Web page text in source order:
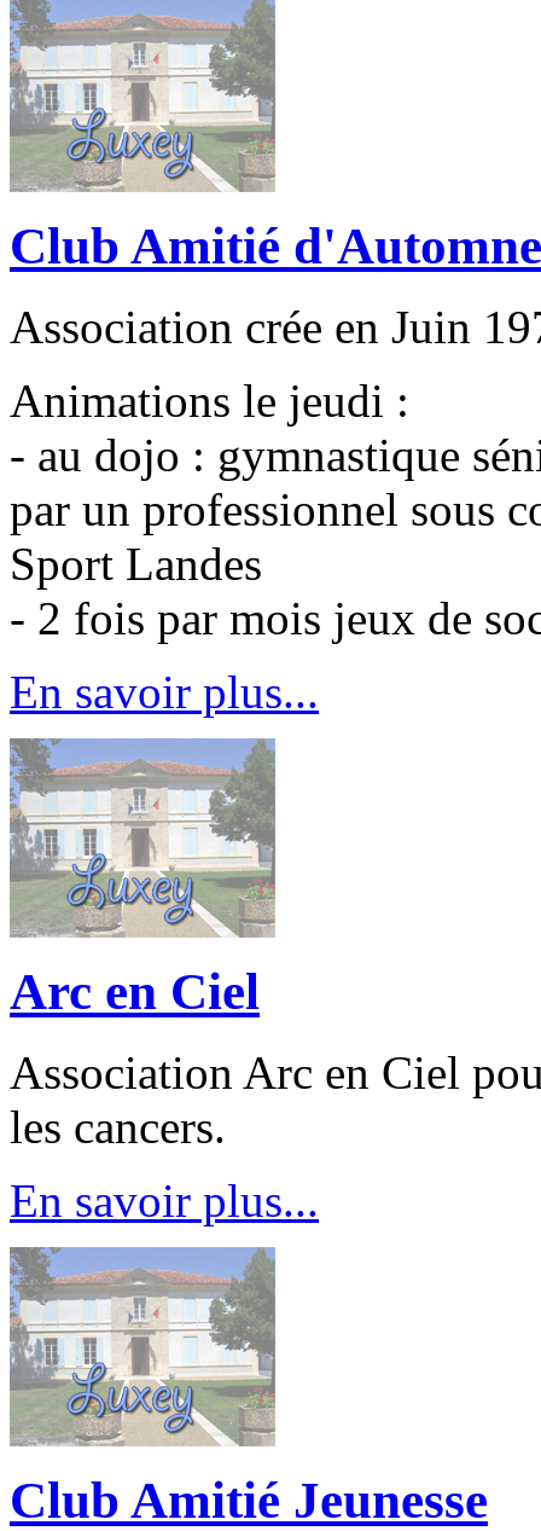
Club Amitié d'Automne
Association crée en Juin
Animations le jeudi :
- au dojo : gymnastique
par un professionnel sous
Sport Landes
- 2 fois par mois jeux de
En savoir plus...
Arc en Ciel
Association Arc en Ciel
les cancers.
En savoir plus...
Club Amitié Jeunesse